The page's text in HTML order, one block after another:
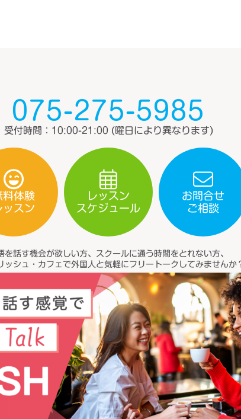
075-275-5985
受付時間： 10:00-21:00 (曜日により異なります)
料体験
ッスン
レッスン
スケジュール
お問合せ
ご相談
を話す機会が欲しい方、スクールに通う時間をとれない方、
ッシュ・カフェで外国人と気軽にフリートークしてみませんか